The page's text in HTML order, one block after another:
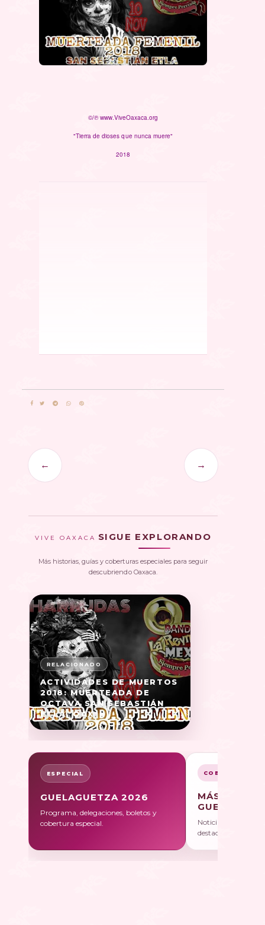
©/℗ www.ViveOaxaca.org
"Tierra de dioses que nunca muere"
2018
← →
VIVE OAXACA SIGUE EXPLORANDO
Más historias, guías y coberturas especiales para seguir
descubriendo Oaxaca.
ACTIVIDADES DE MUERTOS
2018: MUERTEADA DE
OCTAVA SAN SEBASTIÁN
ETLA, OAX
ESPECIAL
GUELAGUETZA 2026
Programa, delegaciones, boletos y
cobertura especial.
COBERTURA
MÁS SOBRE
Noticias, galerías y
destacadas.